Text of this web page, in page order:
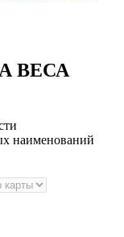
ВЕСА
наименований